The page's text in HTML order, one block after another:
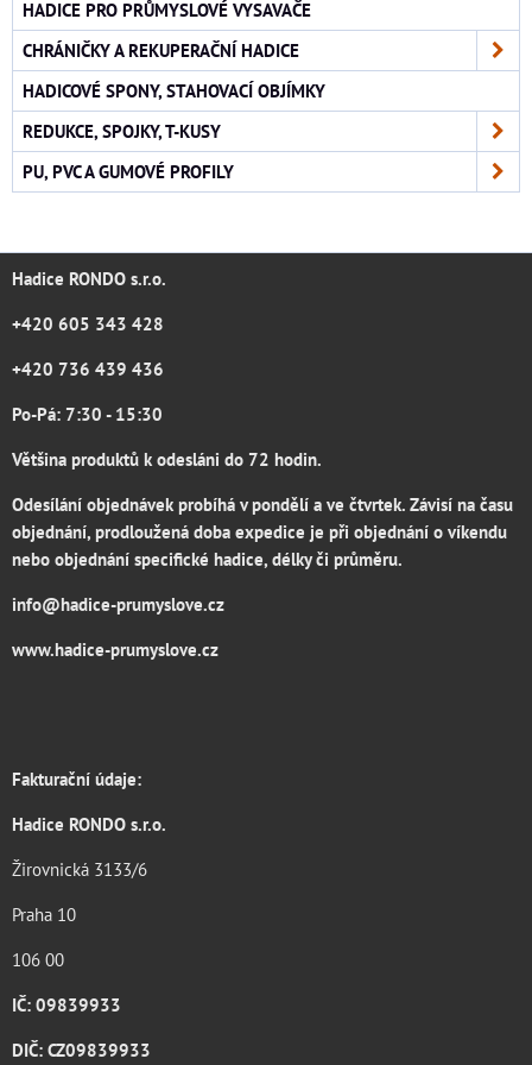
HADICE PRO PRŮMYSLOVÉ VYSAVAČE
CHRÁNIČKY A REKUPERAČNÍ HADICE
HADICOVÉ SPONY, STAHOVACÍ OBJÍMKY
REDUKCE, SPOJKY, T-KUSY
PU, PVC A GUMOVÉ PROFILY
Hadice RONDO s.r.o.
+420 605 343 428
+420 736 439 436
Po-Pá: 7:30 - 15:30
Většina produktů k odesláni do 72 hodin.
Odesílání objednávek probíhá v pondělí a ve čtvrtek. Závisí na času
objednání, prodloužená doba expedice je při objednání o víkendu
nebo objednání specifické hadice, délky či průměru.
info@hadice-prumyslove.cz
www.hadice-prumyslove.cz
Fakturační údaje:
Hadice RONDO s.r.o.
Žirovnická 3133/6
Praha 10
106 00
IČ: 09839933
DIČ: CZ09839933